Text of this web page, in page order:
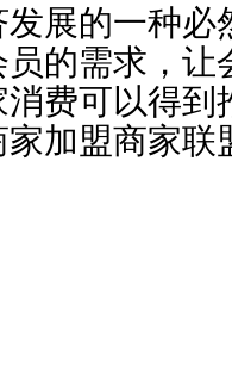
展的一种
的需求，
费可以得
加盟商家